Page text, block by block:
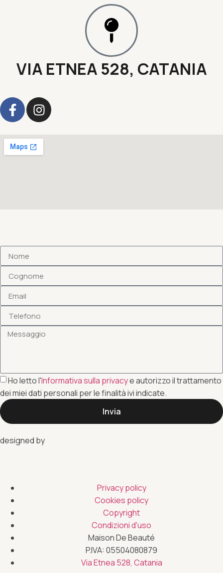
VIA ETNEA 528, CATANIA
Ho letto l'Informativa sulla privacye autorizzo il trattamento
dei miei dati personali per le finalità ivi indicate.
Invia
designed by
Privacy policy
Cookies policy
Copyright
Condizioni d'uso
Maison De Beauté
P.IVA: 05504080879
Via Etnea 528, Catania